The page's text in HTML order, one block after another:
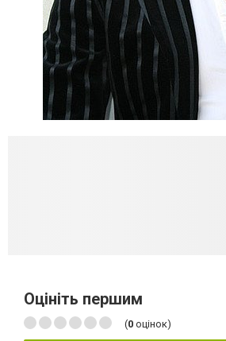
Оцініть першим
(0 оцінок)